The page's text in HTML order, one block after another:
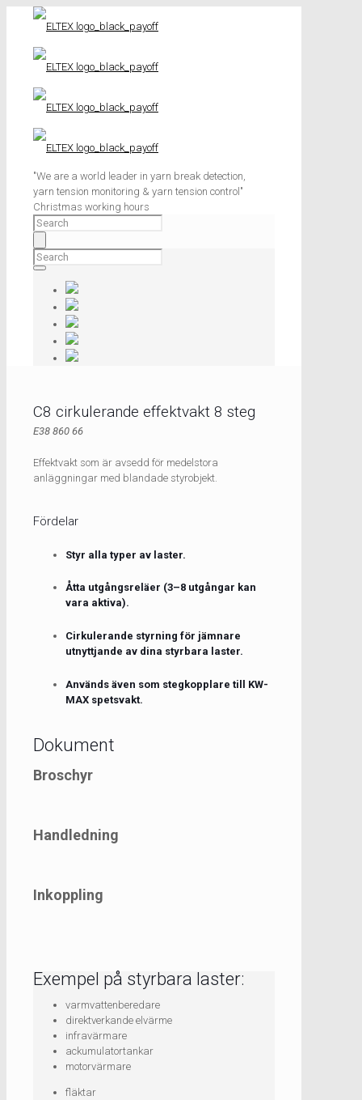
"We are a world leader in yarn break detection,
yarn tension monitoring & yarn tension control"
Christmas working hours
C8 cirkulerande effektvakt 8 steg
E38 860 66
Effektvakt som är avsedd för medelstora
anläggningar med blandade styrobjekt.
Fördelar
Styr alla typer av laster.
Åtta utgångsreläer (3–8 utgångar kan
vara aktiva).
Cirkulerande styrning för jämnare
utnyttjande av dina styrbara laster.
Används även som stegkopplare till KW-
MAX spetsvakt.
Dokument
Broschyr
Handledning
Inkoppling
Exempel på styrbara laster:
varmvattenberedare
direktverkande elvärme
infravärmare
ackumulatortankar
motorvärmare
fläktar